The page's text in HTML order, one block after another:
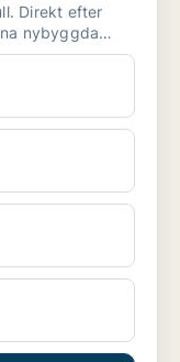
Direkt efter
nybyggda